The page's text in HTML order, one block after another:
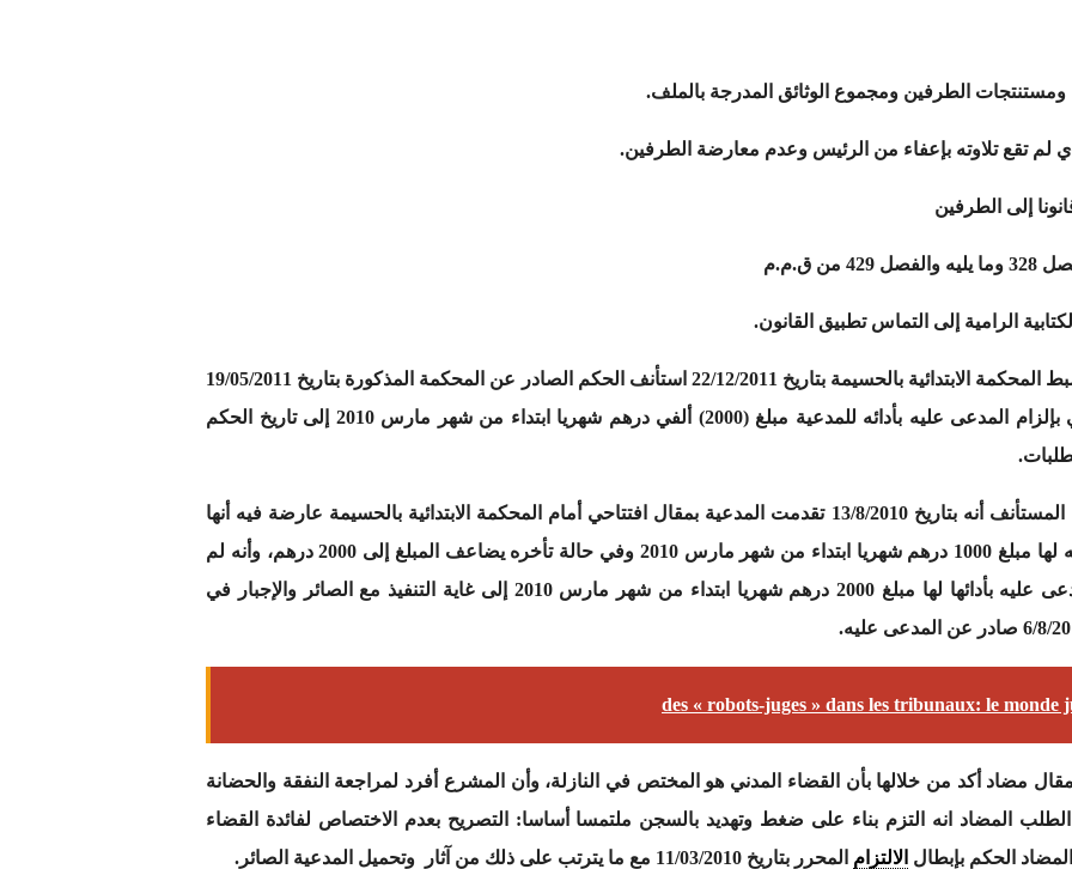
الطرفين ومجموع الوثائق المدرجة بالملف.
لم تقع تلاوته بإعفاء من الرئيس وعدم معارضة الطرفين.
إلى الطرفين
الرامية إلى التماس تطبيق القانون.
بناء على المقال الاستئنافي المودع بكتابة ضبط المحكمة الابتدائية بالحسيمة بتاريخ 22/12/2011 استأنف الحكم الصادر عن المحكمة المذكورة بتاريخ 19/05/2011
في ملف قضاء الأسرة عدد 133/10 القاضي بإلزام المدعى عليه بأدائه للمدعية مبلغ (2000) ألفي درهم شهريا ابتداء من شهر مارس 2010 إلى تاريخ الحكم
وحيث يستفاد من أوراق الملف ومن الحكم المستأنف أنه بتاريخ 13/8/2010 تقدمت المدعية بمقال افتتاحي أمام المحكمة الابتدائية بالحسيمة عارضة فيه أنها
طليقة المدعى عليه وأنه كان قد التزم بأدائه لها مبلغ 1000 درهم شهريا ابتداء من شهر مارس 2010 وفي حالة تأخره يضاعف المبلغ إلى 2000 درهم، وأنه لم
يفي بالتزامه لأجله تلتمس الحكم على المدعى عليه بأدائها لها مبلغ 2000 درهم شهريا ابتداء من شهر مارس 2010 إلى غاية التنفيذ مع الصائر والإجبار في
des « robots-juges » dans les tribunaux: le monde
مضاد أكد من خلالها بأن القضاء المدني هو المختص في النازلة، وأن المشرع أفرد لمراجعة النفقة والحضانة
المضاد انه التزم بناء على ضغط وتهديد بالسجن ملتمسا أساسا: التصريح بعدم الاختصاص لفائدة القضاء
الحكم بإبطال الالتزام المحرر بتاريخ 11/03/2010 مع ما يترتب على ذلك من آثار وتحميل المدعية الصائر.